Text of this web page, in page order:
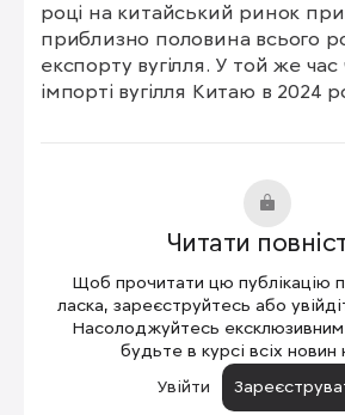
році на китайський ринок
приблизно половина всього
експорту вугілля. У той же час
імпорті вугілля Китаю в 2024
посилюється зниженням
ресурсів, міцний рубль і
відзначають аналітики. Таким
криза, яка накрила російську
промисловість після втрати
ринку і посилення
продовжує наростати.
Читати
Щоб прочитати цю публікацію
ласка, зареєструйтесь або
Насолоджуйтесь
будьте в курсі всіх новин
Увійти